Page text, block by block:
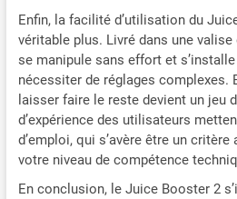
Enfin, la facilité d’utilisation du
véritable plus. Livré dans une valise
se manipule sans effort et
nécessiter de réglages complexes.
laisser faire le reste devient un jeu
d’expérience des utilisateurs
d’emploi, qui s’avère être un
votre niveau de compétence
En conclusion, le Juice Booster 2